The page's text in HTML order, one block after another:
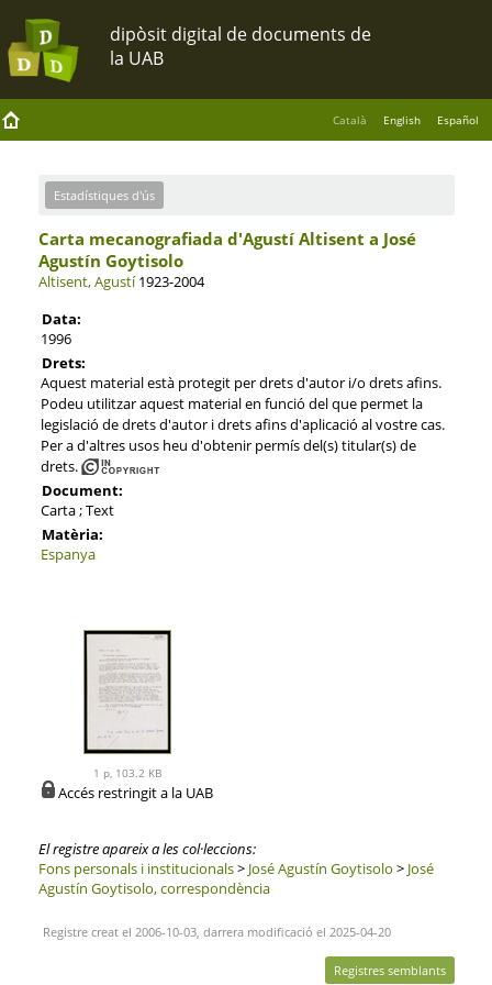
Català English Español
Estadístiques d'ús
Carta mecanografiada d'Agustí Altisent a José
Agustín Goytisolo
Altisent, Agustí1923-2004
Data:
1996
Drets:
Aquest material està protegit per drets d'autor i/o drets afins.
Podeu utilitzar aquest material en funció del que permet la
legislació de drets d'autor i drets afins d'aplicació al vostre cas.
Per a d'altres usos heu d'obtenir permís del(s) titular(s) de
drets.
Document:
Carta ; Text
Matèria:
Espanya
1 p, 103.2 KB
Accés restringit a la UAB
El registre apareix a les col·leccions:
Fons personals i institucionals> José Agustín Goytisolo > José
Agustín Goytisolo, correspondència
Registre creat el 2006-10-03, darrera modificació el 2025-04-20
Registres semblants